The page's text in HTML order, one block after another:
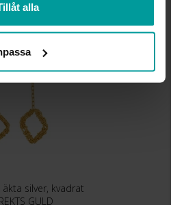
alla
silver, kvadrat
GULD